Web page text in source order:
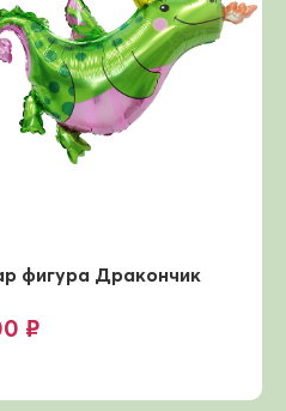
фигура Дракончик
₽